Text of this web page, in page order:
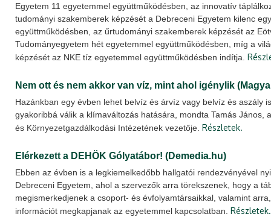
Egyetem 11 egyetemmel együttműködésben, az innovatív
tudományi szakemberek képzését a Debreceni Egyetem kilenc
együttműködésben, az űrtudományi szakemberek képzését az
Tudományegyetem hét egyetemmel együttműködésben, míg a
képzését az NKE tíz egyetemmel együttműködésben indítja.
Nem ott és nem akkor van víz, mint ahol igénylik
Hazánkban egy évben lehet belvíz és árvíz vagy belvíz és aszály
gyakoribbá válik a klímaváltozás hatására, mondta Tamás János,
és Környezetgazdálkodási Intézetének vezetője. Részletek.
Elérkezett a DEHÖK Gólyatábor! (Demedia.hu)
Ebben az évben is a legkiemelkedőbb hallgatói rendezvényével
Debreceni Egyetem, ahol a szervezők arra törekszenek, hogy a
megismerkedjenek a csoport- és évfolyamtársaikkal, valamint
információt megkapjanak az egyetemmel kapcsolatban. Részletek.